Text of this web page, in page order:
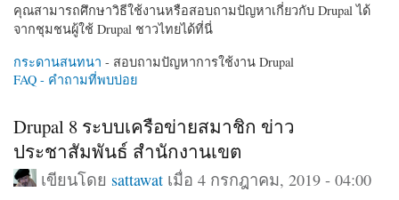
คุณสามารถศึกษาวิธีใช้งานหรือสอบถามปัญหาเกี่ยวกับ Drupal ได้
จากชุมชนผู้ใช้ Drupal ชาวไทยได้ที่นี่
กระดานสนทนา - สอบถามปัญหาการใช้งาน Drupal
FAQ - คำถามที่พบบ่อย
Drupal 8 ระบบเครือข่ายสมาชิก ข่าว
ประชาสัมพันธ์ สำนักงานเขต
เขียนโดย sattawat เมื่อ 4 กรกฎาคม, 2019 - 04:00